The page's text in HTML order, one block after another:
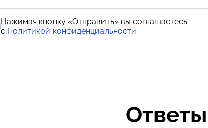
Нажимая кнопку «Отправить» вы соглашаетесь
с Политикой конфиденциальности